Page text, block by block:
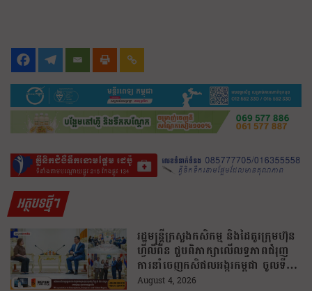
អត្ថបទថ្មីៗ
រដ្ឋមន្រ្តីក្រសួងកសិកម្ម និងដៃគូរក្រុមហ៊ុន
ហ្វីលីពីន ជួបពិភាក្សាលើលទ្ធភាពជំរុញ
ការនាំចេញកសិផលអង្ករកម្ពុជា ចូលទី
ផ្សារហ្វីលីពីន
August 4, 2026